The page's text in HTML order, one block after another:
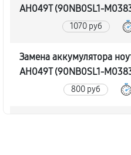
AH049T (90NB0SL1-
1070 руб
Замена аккумулятора
AH049T (90NB0SL1-
800 руб